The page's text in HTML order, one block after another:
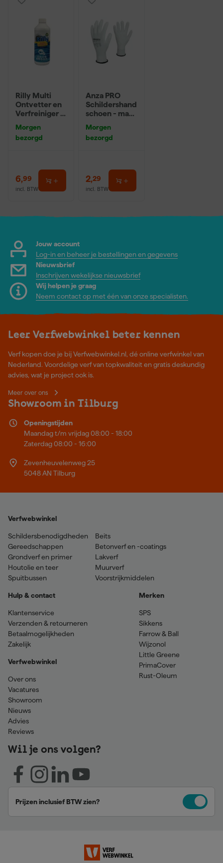
Rilly Multi
Ontvetter en
Verfreiniger –
Morgen
bezorgd
6,99
incl. BTW
Anza PRO
Schildershand
schoen - maat
Morgen
bezorgd
2,29
incl. BTW
Jouw account
Log-in en beheer je bestellingen en gegevens
Nieuwsbrief
Inschrijven wekelijkse nieuwsbrief
Wij helpen je graag
Neem contact op met één van onze specialisten.
Leer Verfwebwinkel beter kennen
Verf kopen doe je bij Verfwebwinkel.nl, dé online verfwinkel van
Nederland. Voordelige verf van topkwaliteit en gratis deskundig
advies, wat je project ook is.
Meer over ons
Showroom in Tilburg
Openingstijden
Maandag t/m vrijdag 08:00 - 18:00
Zaterdag 08:00 - 16:00
Zevenheuvelenweg 25
5048 AN Tilburg
Verfwebwinkel
Schildersbenodigdheden
Gereedschappen
Grondverf en primer
Houtolie en teer
Spuitbussen
Beits
Betonverf en -coatings
Lakverf
Muurverf
Voorstrijkmiddelen
Hulp & contact
Klantenservice
Verzenden & retourneren
Betaalmogelijkheden
Zakelijk
Verfwebwinkel
Over ons
Vacatures
Showroom
Nieuws
Advies
Reviews
Merken
SPS
Sikkens
Farrow & Ball
Wijzonol
Little Greene
PrimaCover
Rust-Oleum
Wil je ons volgen?
Prijzen inclusief BTW zien?